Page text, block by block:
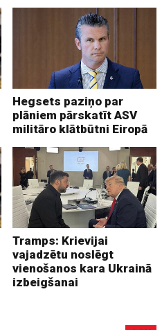
Hegsets paziņo par
plāniem pārskatīt ASV
militāro klātbūtni Eiropā
Tramps: Krievijai
vajadzētu noslēgt
vienošanos kara Ukrainā
izbeigšanai